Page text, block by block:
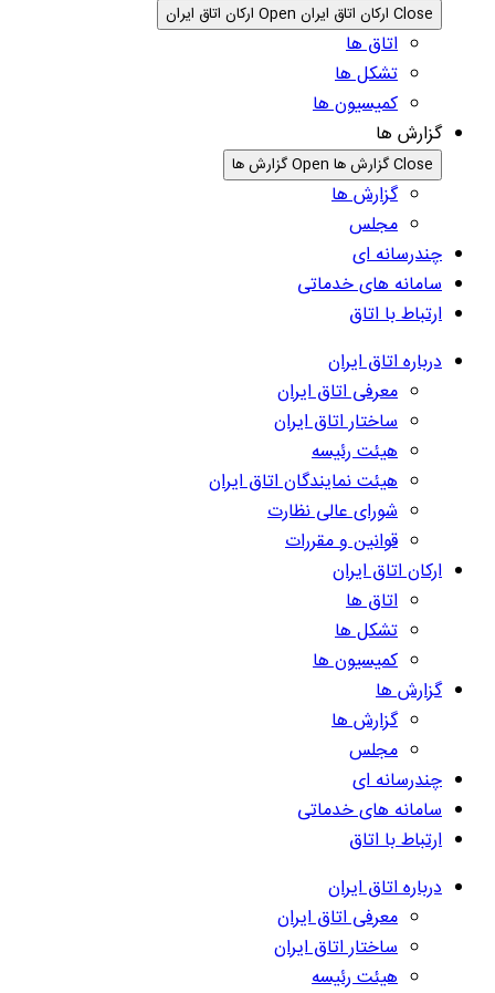
Close ارکان اتاق ایران Open ارکان اتاق ایران
اتاق ها
تشکل ها
کمیسیون ها
گزارش ها
Close گزارش ها Open گزارش ها
گزارش ها
مجلس
چندرسانه ای
سامانه های خدماتی
ارتباط با اتاق
درباره اتاق ایران
معرفی اتاق ایران
ساختار اتاق ایران
هیئت رئیسه
هیئت نمایندگان اتاق ایران
شورای عالی نظارت
قوانین و مقررات
ارکان اتاق ایران
اتاق ها
تشکل ها
کمیسیون ها
گزارش ها
گزارش ها
مجلس
چندرسانه ای
سامانه های خدماتی
ارتباط با اتاق
درباره اتاق ایران
معرفی اتاق ایران
ساختار اتاق ایران
هیئت رئیسه